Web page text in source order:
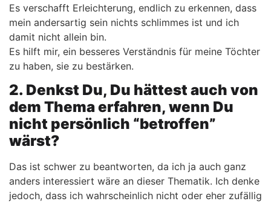
Es verschafft Erleichterung, endlich zu erkennen, dass
mein andersartig sein nichts schlimmes ist und ich
damit nicht allein bin.
Es hilft mir, ein besseres Verständnis für meine Töchter
zu haben, sie zu bestärken.
2. Denkst Du, Du hättest auch von
dem Thema erfahren, wenn Du
nicht persönlich “betroffen”
wärst?
Das ist schwer zu beantworten, da ich ja auch ganz
anders interessiert wäre an dieser Thematik. Ich denke
jedoch, dass ich wahrscheinlich nicht oder eher zufällig